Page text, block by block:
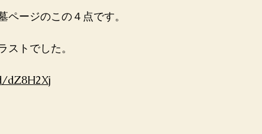
ページのこの４点です。
ストでした。
dZ8H2Xj